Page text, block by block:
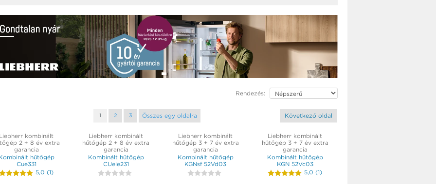
Rendezés:
1 2 3 Összes egy oldalra Következő oldal
kombinált
2 + 8 év extra
garancia
hűtőgép
Cue331
5,0 (1)
Liebherr kombinált
hűtőgép 2 + 8 év extra
garancia
Kombinált hűtőgép
CUele231
Liebherr kombinált
hűtőgép 3 + 7 év extra
garancia
Kombinált hűtőgép
KGNsf 52Vd03
Liebherr kombinált
hűtőgép 3 + 7 év extra
garancia
Kombinált hűtőgép
KGN 52Vc03
5,0 (1)